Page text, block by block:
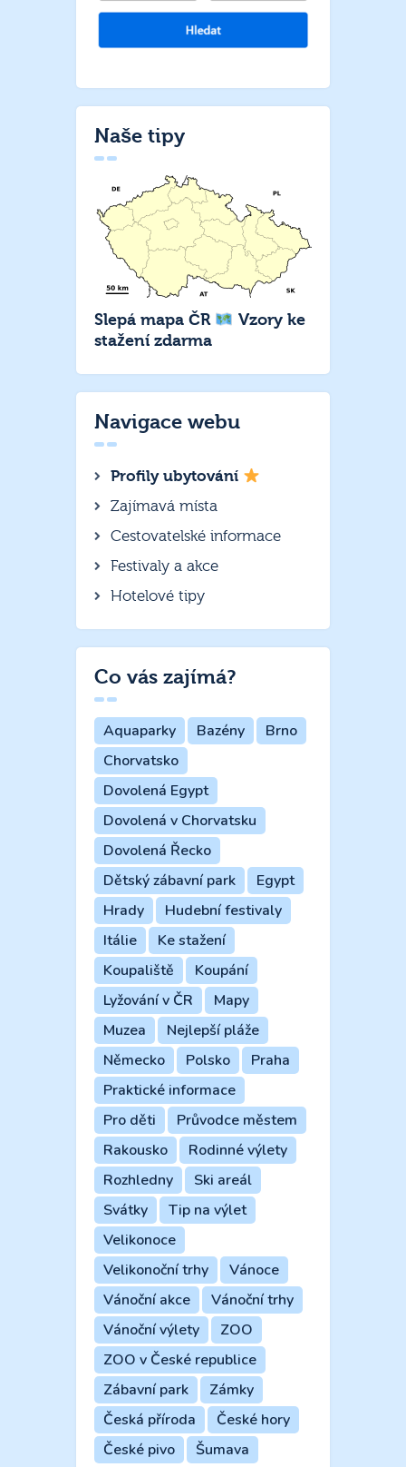
Naše tipy
Slepá mapa ČR
Vzory ke
stažení zdarma
Navigace webu
Profily ubytování
Zajímavá místa
Cestovatelské informace
Festivaly a akce
Hotelové tipy
Co vás zajímá?
Aquaparky Bazény
Brno
Chorvatsko
Dovolená Egypt
Dovolená v Chorvatsku
Dovolená Řecko
Dětský zábavní park
Egypt
Hrady
Hudební festivaly
Itálie
Ke stažení
Koupaliště
Koupání
Lyžování v ČR
Mapy
Muzea
Nejlepší pláže
Německo
Polsko
Praha
Praktické informace
Pro děti
Průvodce městem
Rakousko
Rodinné výlety
Rozhledny
Ski areál
Svátky
Tip na výlet
Velikonoce
Velikonoční trhy
Vánoce
Vánoční akce
Vánoční trhy
Vánoční výlety
ZOO
ZOO v České republice
Zábavní park
Zámky
Česká příroda
České hory
České pivo
Šumava